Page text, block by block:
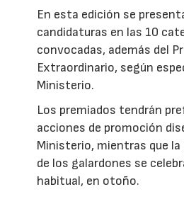
En esta edición se
candidaturas en las 10
convocadas, además del
Extraordinario, según
Ministerio.
Los premiados tendrán
acciones de promoción
Ministerio, mientras que la
de los galardones se
habitual, en otoño.